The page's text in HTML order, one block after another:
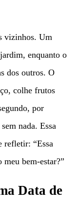
vizinhos. Um
enquanto o
dos outros. O
colhe frutos
por
nada. Essa
refletir: “Essa
meu bem-estar?”
Data de